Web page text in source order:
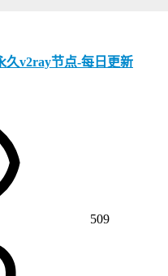
久v2ray节点-每日更新
509